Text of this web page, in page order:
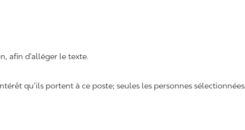
afin d’alléger le texte.
qu’ils portent à ce poste; seules les personnes sélectionnées